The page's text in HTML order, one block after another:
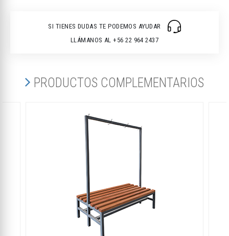
SI TIENES DUDAS TE PODEMOS AYUDAR
LLÁMANOS AL +56 22 964 2437
PRODUCTOS COMPLEMENTARIOS